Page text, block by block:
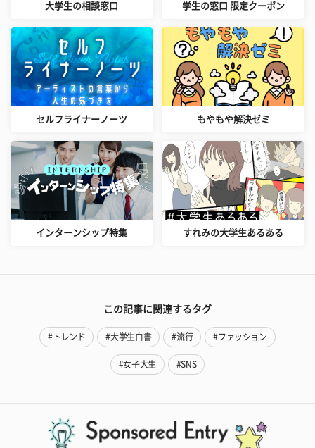
大学生の相談窓口 学生の窓口 限定クーポン
セルフライナーノーツ もやもや解決ゼミ
インターンシップ特集 すれみの大学生あるある
この記事に関連するタグ
#トレンド #大学生白書 #流行 #ファッション
#女子大生 #SNS